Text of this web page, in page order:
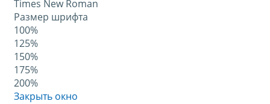
Times New Roman
Размер шрифта
100%
125%
150%
175%
200%
Закрыть окно